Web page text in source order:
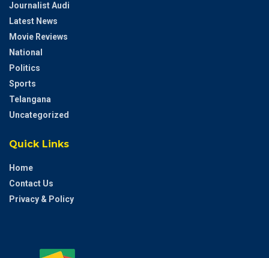
Journalist Audi
Latest News
Movie Reviews
National
Politics
Sports
Telangana
Uncategorized
Quick Links
Home
Contact Us
Privacy & Policy